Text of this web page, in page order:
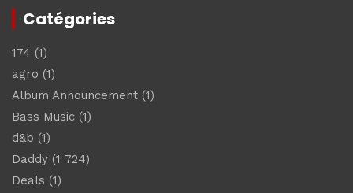
Catégories
174 (1)
agro (1)
Album Announcement (1)
Bass Music (1)
d&b (1)
Daddy (1 724)
Deals (1)